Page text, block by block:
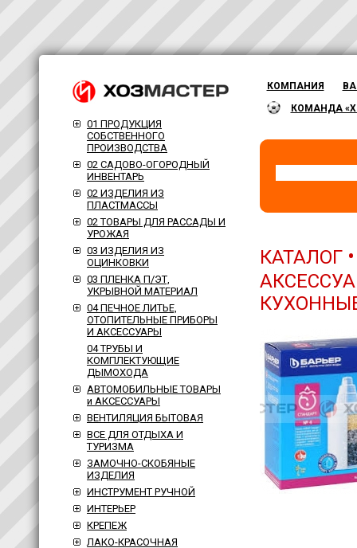
01 ПРОДУКЦИЯ
СОБСТВЕННОГО
ПРОИЗВОДСТВА
02 САДОВО-ОГОРОДНЫЙ
ИНВЕНТАРЬ
02 ИЗДЕЛИЯ ИЗ
ПЛАСТМАССЫ
02 ТОВАРЫ ДЛЯ РАССАДЫ И
УРОЖАЯ
03 ИЗДЕЛИЯ ИЗ
ОЦИНКОВКИ
03 ПЛЕНКА П/ЭТ,
УКРЫВНОЙ МАТЕРИАЛ
04 ПЕЧНОЕ ЛИТЬЕ,
ОТОПИТЕЛЬНЫЕ ПРИБОРЫ
И АКСЕССУАРЫ
04 ТРУБЫ И
КОМПЛЕКТУЮЩИЕ
ДЫМОХОДА
АВТОМОБИЛЬНЫЕ ТОВАРЫ
и АКСЕССУАРЫ
ВЕНТИЛЯЦИЯ БЫТОВАЯ
ВСЕ ДЛЯ ОТДЫХА И
ТУРИЗМА
ЗАМОЧНО-СКОБЯНЫЕ
ИЗДЕЛИЯ
ИНСТРУМЕНТ РУЧНОЙ
ИНТЕРЬЕР
КРЕПЕЖ
ЛАКО-КРАСОЧНАЯ
КОМПАНИЯ
КОМАНДА
КАТАЛОГ